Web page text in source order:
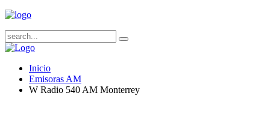
Inicio
Emisoras AM
W Radio 540 AM Monterrey